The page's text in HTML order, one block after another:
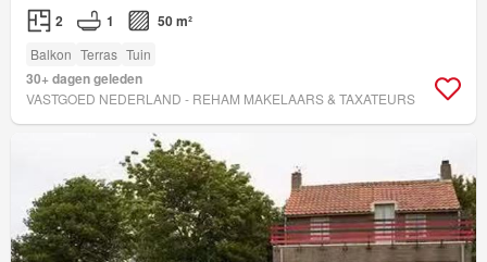
2 1 50 m²
Balkon Terras Tuin
30+ dagen geleden
VASTGOED NEDERLAND - REHAM MAKELAARS & TAXATEURS